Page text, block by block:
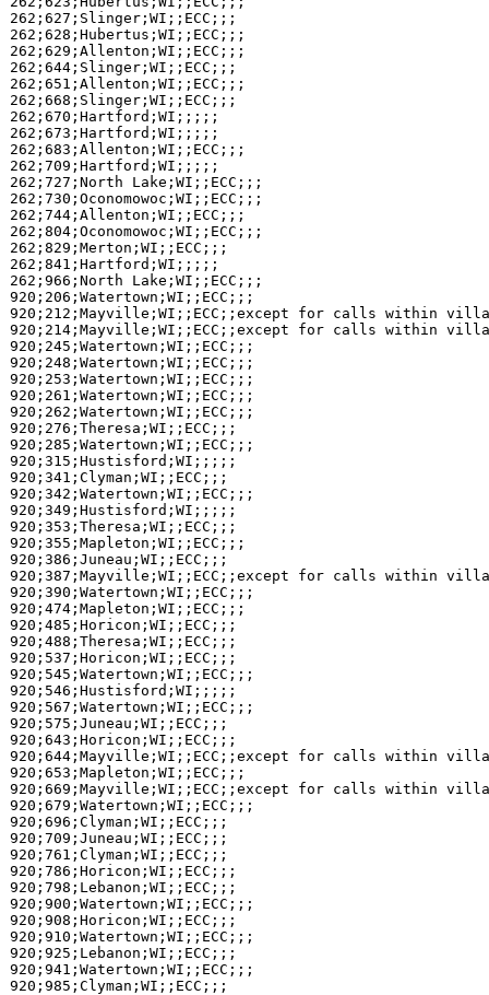
262;627;Slinger;WI;;ECC;;;
262;628;Hubertus;WI;;ECC;;;
262;629;Allenton;WI;;ECC;;;
262;644;Slinger;WI;;ECC;;;
262;651;Allenton;WI;;ECC;;;
262;668;Slinger;WI;;ECC;;;
262;670;Hartford;WI;;;;;
262;673;Hartford;WI;;;;;
262;683;Allenton;WI;;ECC;;;
262;709;Hartford;WI;;;;;
262;727;North Lake;WI;;ECC;;;
262;730;Oconomowoc;WI;;ECC;;;
262;744;Allenton;WI;;ECC;;;
262;804;Oconomowoc;WI;;ECC;;;
262;829;Merton;WI;;ECC;;;
262;841;Hartford;WI;;;;;
262;966;North Lake;WI;;ECC;;;
920;206;Watertown;WI;;ECC;;;
920;212;Mayville;WI;;ECC;;except for calls within
920;214;Mayville;WI;;ECC;;except for calls within
920;245;Watertown;WI;;ECC;;;
920;248;Watertown;WI;;ECC;;;
920;253;Watertown;WI;;ECC;;;
920;261;Watertown;WI;;ECC;;;
920;262;Watertown;WI;;ECC;;;
920;276;Theresa;WI;;ECC;;;
920;285;Watertown;WI;;ECC;;;
920;315;Hustisford;WI;;;;;
920;341;Clyman;WI;;ECC;;;
920;342;Watertown;WI;;ECC;;;
920;349;Hustisford;WI;;;;;
920;353;Theresa;WI;;ECC;;;
920;355;Mapleton;WI;;ECC;;;
920;386;Juneau;WI;;ECC;;;
920;387;Mayville;WI;;ECC;;except for calls within
920;390;Watertown;WI;;ECC;;;
920;474;Mapleton;WI;;ECC;;;
920;485;Horicon;WI;;ECC;;;
920;488;Theresa;WI;;ECC;;;
920;537;Horicon;WI;;ECC;;;
920;545;Watertown;WI;;ECC;;;
920;546;Hustisford;WI;;;;;
920;567;Watertown;WI;;ECC;;;
920;575;Juneau;WI;;ECC;;;
920;643;Horicon;WI;;ECC;;;
920;644;Mayville;WI;;ECC;;except for calls within
920;653;Mapleton;WI;;ECC;;;
920;669;Mayville;WI;;ECC;;except for calls within
920;679;Watertown;WI;;ECC;;;
920;696;Clyman;WI;;ECC;;;
920;709;Juneau;WI;;ECC;;;
920;761;Clyman;WI;;ECC;;;
920;786;Horicon;WI;;ECC;;;
920;798;Lebanon;WI;;ECC;;;
920;900;Watertown;WI;;ECC;;;
920;908;Horicon;WI;;ECC;;;
920;910;Watertown;WI;;ECC;;;
920;925;Lebanon;WI;;ECC;;;
920;941;Watertown;WI;;ECC;;;
920;985;Clyman;WI;;ECC;;;